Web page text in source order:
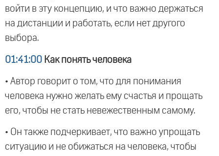
войти в эту концепцию, и что важно держаться
на дистанции и работать, если нет другого
выбора.
01:41:00 Как понять человека
• Автор говорит о том, что для понимания
человека нужно желать ему счастья и прощать
его, чтобы не стать невежественным самому.
• Он также подчеркивает, что важно упрощать
ситуацию и не обижаться на человека, чтобы